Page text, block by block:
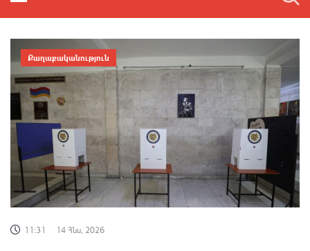
Քաղաքականություն
11:31 14 Հնս, 2026